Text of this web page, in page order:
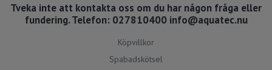
Tveka inte att kontakta oss om du har någon fråga eller
fundering. Telefon: 027810400 info@aquatec.nu
Köpvillkor
Spabadskötsel